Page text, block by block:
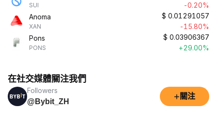
SUI
-0.20%
Anoma
XAN
$ 0.01291057
-15.80%
Pons
PONS
$ 0.03906367
+29.00%
在社交媒體關注我們
Followers
@Bybit_ZH
+ 關注